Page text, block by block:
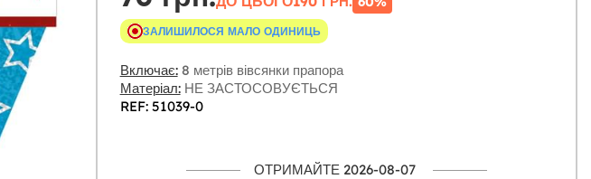
ЗАЛИШИЛОСЯ МАЛО ОДИНИЦЬ
Включає:8 метрів вівсянки прапора
Матеріал:НЕ ЗАСТОСОВУЄТЬСЯ
REF: 51039-0
ОТРИМАЙТЕ 2026-08-07